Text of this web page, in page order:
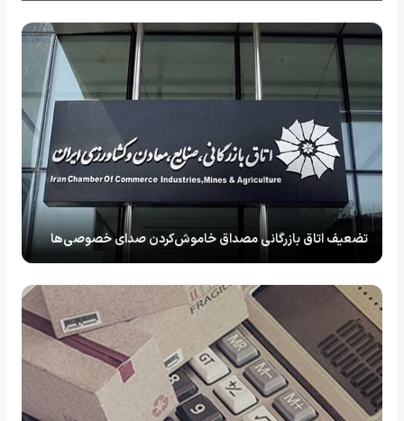
تضعیف اتاق بازرگانی مصداق خاموش‌کردن صدای خصوصی‌ها